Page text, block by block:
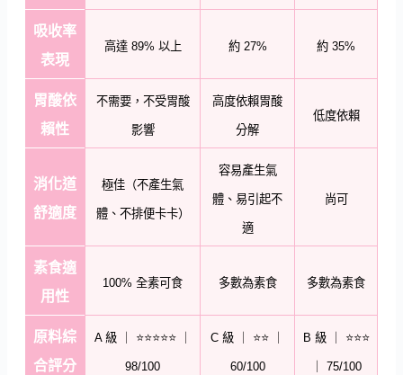
吸收率
表現
高達 89% 以上 約 27% 約 35%
胃酸依
賴性
不需要，不受胃酸
影響
高度依賴胃酸
分解
低度依賴
消化道
舒適度
極佳（不產生氣
體、不排便卡卡）
容易產生氣
體、易引起不
適
尚可
素食適
用性
100% 全素可食 多數為素食 多數為素食
原料綜
合評分
A 級 ｜ ⭐⭐⭐⭐⭐ ｜
98/100
C 級 ｜ ⭐⭐ ｜
60/100
B 級 ｜ ⭐⭐⭐
｜ 75/100